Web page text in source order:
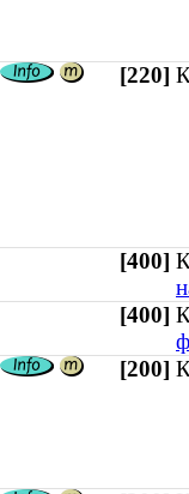
[220]
[400]
[400]
[200]